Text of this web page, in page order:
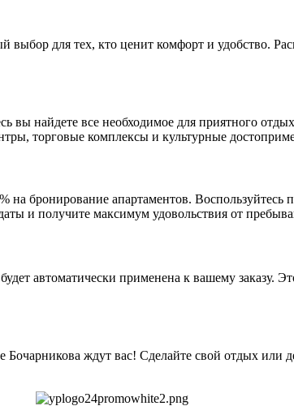
для тех, кто ценит комфорт и удобство.
вы найдете все необходимое для приятного
торговые комплексы и культурные
бронирование апартаментов.
и получите максимум удовольствия от
автоматически применена к вашему заказу.
ждут вас! Сделайте свой отдых